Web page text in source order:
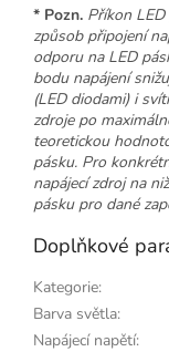
* Pozn. Příkon
způsob připojení
odporu na LED
bodu napájení
(LED diodami) i
zdroje po
teoretickou
pásku. Pro
napájecí zdroj na
pásku pro dané
Doplňkové
Kategorie:
Barva světla:
Napájecí napětí: